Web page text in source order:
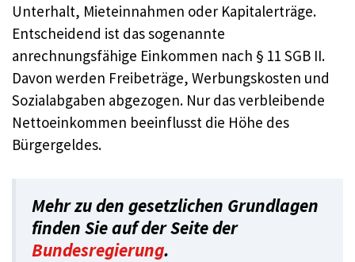
Unterhalt, Mieteinnahmen oder Kapitalerträge.
Entscheidend ist das sogenannte
anrechnungsfähige Einkommen nach § 11 SGB II.
Davon werden Freibeträge, Werbungskosten und
Sozialabgaben abgezogen. Nur das verbleibende
Nettoeinkommen beeinflusst die Höhe des
Bürgergeldes.
Mehr zu den gesetzlichen Grundlagen
finden Sie auf der Seite der
Bundesregierung.